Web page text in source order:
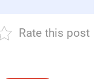
Rate this post